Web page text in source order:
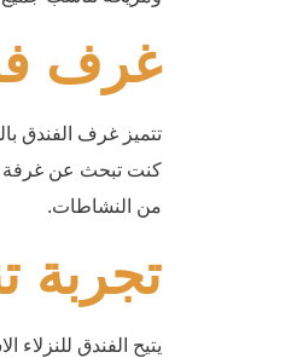
غرف
تتميز غرف الفندق
كنت تبحث عن غرفة
من النشاطات.
تجربة
يتيح الفندق